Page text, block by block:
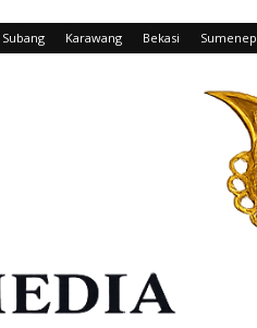
Subang Karawang Bekasi Sumenep